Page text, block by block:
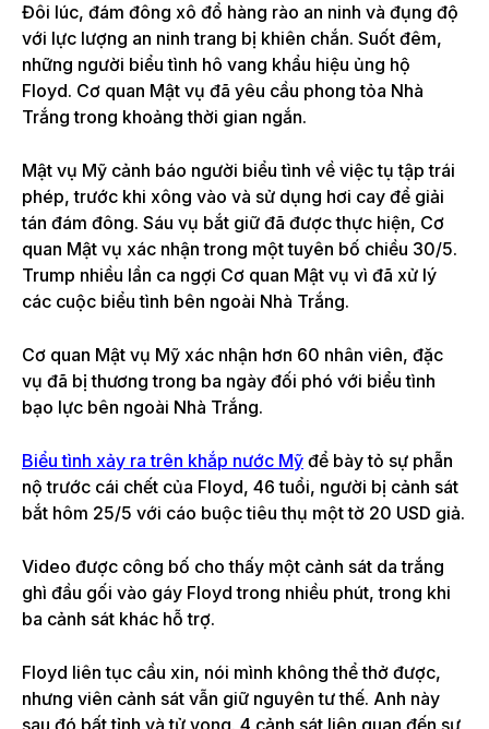
Đôi lúc, đám đông xô đổ hàng rào an ninh và đụng độ
với lực lượng an ninh trang bị khiên chắn. Suốt đêm,
những người biểu tình hô vang khẩu hiệu ủng hộ
Floyd. Cơ quan Mật vụ đã yêu cầu phong tỏa Nhà
Trắng trong khoảng thời gian ngắn.
Mật vụ Mỹ cảnh báo người biểu tình về việc tụ tập trái
phép, trước khi xông vào và sử dụng hơi cay để giải
tán đám đông. Sáu vụ bắt giữ đã được thực hiện, Cơ
quan Mật vụ xác nhận trong một tuyên bố chiều 30/5.
Trump nhiều lần ca ngợi Cơ quan Mật vụ vì đã xử lý
các cuộc biểu tình bên ngoài Nhà Trắng.
Cơ quan Mật vụ Mỹ xác nhận hơn 60 nhân viên, đặc
vụ đã bị thương trong ba ngày đối phó với biểu tình
bạo lực bên ngoài Nhà Trắng.
Biểu tình xảy ra trên khắp nước Mỹ để bày tỏ sự phẫn
nộ trước cái chết của Floyd, 46 tuổi, người bị cảnh sát
bắt hôm 25/5 với cáo buộc tiêu thụ một tờ 20 USD giả.
Video được công bố cho thấy một cảnh sát da trắng
ghì đầu gối vào gáy Floyd trong nhiều phút, trong khi
ba cảnh sát khác hỗ trợ.
Floyd liên tục cầu xin, nói mình không thể thở được,
nhưng viên cảnh sát vẫn giữ nguyên tư thế. Anh này
sau đó bất tỉnh và tử vong. 4 cảnh sát liên quan đến sự